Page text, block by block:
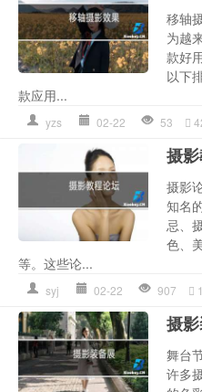
移轴
为越
款好
以下
款应用...
yzs 02-22 53
摄
摄影
知名
忌、
色、
等。这些论...
syj 02-22 907
摄
舞台
许多